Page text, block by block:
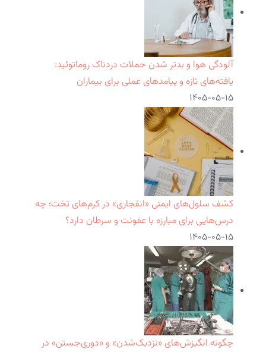
آلودگی هوا و بدتر شدن حملات دردناک روماتوئید:
یافته‌های تازه و پیامدهای عملی برای بیماران
۱۴۰۵-۰۵-۱۵
کشف سلول‌های ایمنی «انفجاری» در کرم‌های تخت؛ چه
درس‌هایی برای مبارزه با عفونت و سرطان دارد؟
۱۴۰۵-۰۵-۱۵
چگونه انگیزش‌های «نزدیک‌شدن» و «دوری‌جستن» در